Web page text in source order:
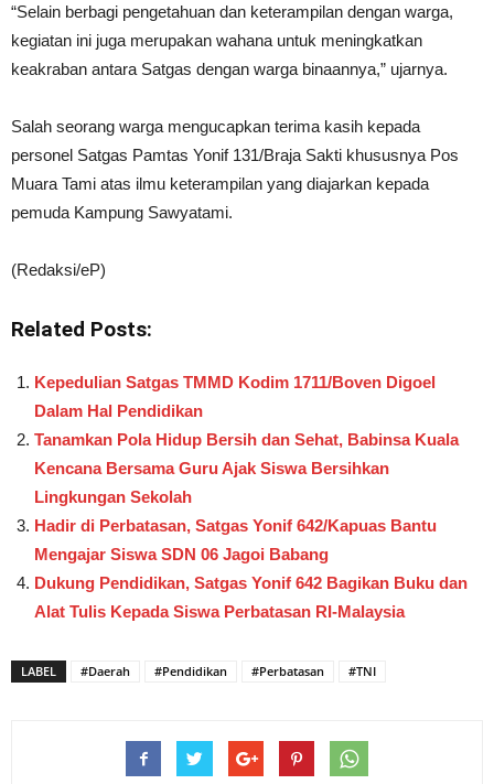
“Selain berbagi pengetahuan dan keterampilan dengan warga,
kegiatan ini juga merupakan wahana untuk meningkatkan
keakraban antara Satgas dengan warga binaannya,” ujarnya.
Salah seorang warga mengucapkan terima kasih kepada
personel Satgas Pamtas Yonif 131/Braja Sakti khususnya Pos
Muara Tami atas ilmu keterampilan yang diajarkan kepada
pemuda Kampung Sawyatami.
(Redaksi/eP)
Related Posts:
Kepedulian Satgas TMMD Kodim 1711/Boven Digoel
Dalam Hal Pendidikan
Tanamkan Pola Hidup Bersih dan Sehat, Babinsa Kuala
Kencana Bersama Guru Ajak Siswa Bersihkan
Lingkungan Sekolah
Hadir di Perbatasan, Satgas Yonif 642/Kapuas Bantu
Mengajar Siswa SDN 06 Jagoi Babang
Dukung Pendidikan, Satgas Yonif 642 Bagikan Buku dan
Alat Tulis Kepada Siswa Perbatasan RI-Malaysia
LABEL #Daerah #Pendidikan #Perbatasan #TNI